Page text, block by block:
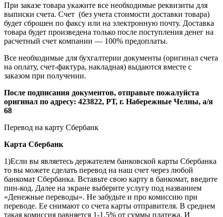
При заказе товара укажите все необходимые реквизиты для
выписки счета. Счет (без учета стоимости доставки товара)
будет сброшен по факсу или на электронную почту. Доставка
товара будет произведена только после поступления денег на
расчетный счет компании — 100% предоплаты.
Все необходимые для бухгалтерии документы (оригинал счета
на оплату, счет-фактура, накладная) выдаются вместе с
заказом при получении.
После подписания документов, отправьте пожалуйста
оригинал по адресу: 423822, РТ, г. Набережные Челны, а/я
68
Перевод на карту Сбербанк
Карта Сбербанк
1)Если вы являетесь держателем банковской карты Сбербанка
то вы можете сделать перевод на наш счет через любой
банкомат Сбербанка. Вставьте свою карту в банкомат, введите
пин-код. Далее на экране выберите услугу под названием
«Денежные переводы». Не забудьте и про комиссию при
переводе. Ее снимают со счета карты отправителя. В среднем
такая комиссия равняется 1-1,5% от суммы платежа. И